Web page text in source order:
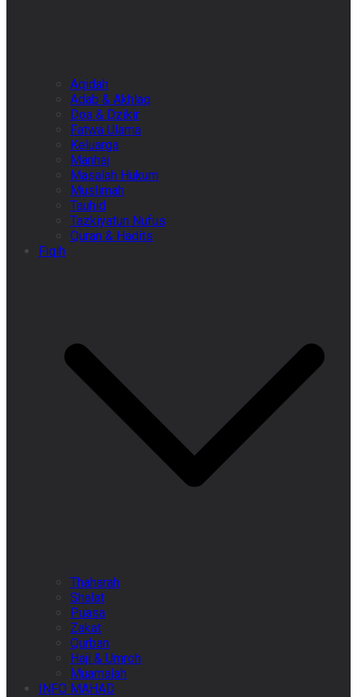
Aqidah
Adab & Akhlaq
Doa & Dzikir
Fatwa Ulama
Keluarga
Manhaj
Masalah Hukum
Muslimah
Tauhid
Tazkiyatun Nufus
Quran & Hadits
Fiqih
Thaharah
Shalat
Puasa
Zakat
Qurban
Haji & Umroh
Muamalah
INFO MAHAD